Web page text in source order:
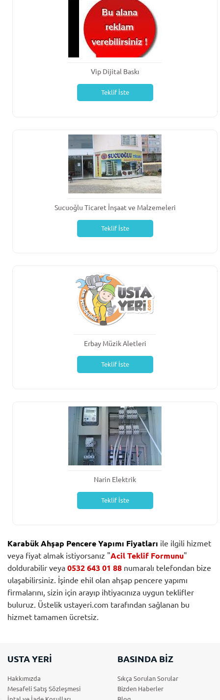
Vip Dijital Baskı
Teklif İste
Sucuoğlu Ticaret İnşaat ve Malzemeleri
Teklif İste
Erbay Müzik Aletleri
Teklif İste
Narin Elektrik
Teklif İste
Karabük Ahşap Pencere Yapımı Fiyatları ile ilgili hizmet
veya fiyat almak istiyorsanız "Acil Teklif Formunu"
doldurabilir veya 0532 643 01 88 numaralı telefondan bize
ulaşabilirsiniz. İşinde ehil olan ahşap pencere yapımı
firmalarını, sizin için arayıp ihtiyacınıza uygun teklifler
buluruz. Üstelik ustayeri.com tarafından sağlanan bu
hizmet tamamen ücretsiz.
USTA YERİ
Hakkımızda
Mesafeli Satış Sözleşmesi
BASINDA BİZ
Sıkça Sorulan Sorular
Bizden Haberler